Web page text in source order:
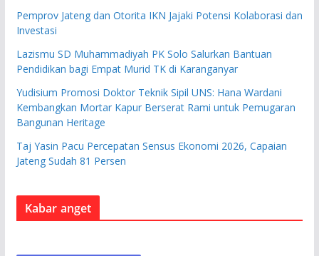
Pemprov Jateng dan Otorita IKN Jajaki Potensi Kolaborasi dan
Investasi
Lazismu SD Muhammadiyah PK Solo Salurkan Bantuan
Pendidikan bagi Empat Murid TK di Karanganyar
Yudisium Promosi Doktor Teknik Sipil UNS: Hana Wardani
Kembangkan Mortar Kapur Berserat Rami untuk Pemugaran
Bangunan Heritage
Taj Yasin Pacu Percepatan Sensus Ekonomi 2026, Capaian
Jateng Sudah 81 Persen
Kabar anget